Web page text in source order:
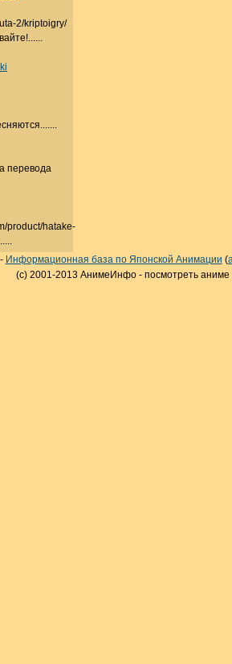
2/kriptoigry/
перевода
product/hatake-
Информационная база по Японской Анимации (
(c) 2001-2013 АнимеИнфо - посмотреть аниме